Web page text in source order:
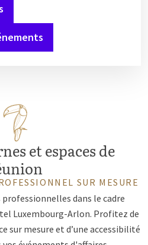
et espaces de
SUR MESURE
dans le cadre
Luxembourg-Arlon. Profitez de
sur mesure et d’une accessibilité